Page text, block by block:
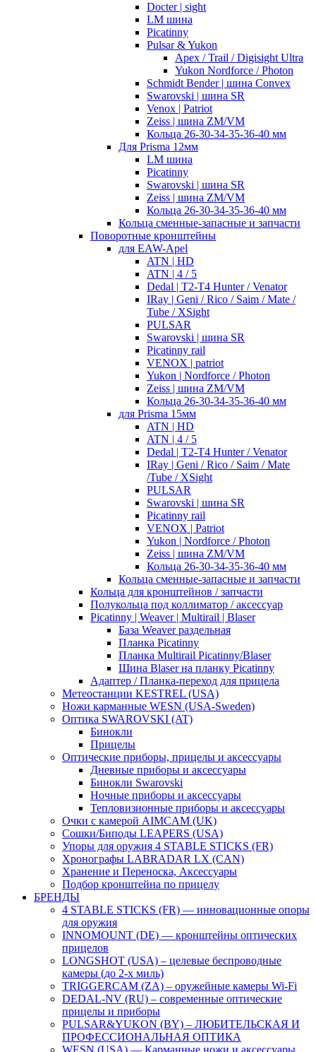
Docter | sight
LM шина
Picatinny
Pulsar & Yukon
Apex / Trail / Digisight Ultra
Yukon Nordforce / Photon
Schmidt Bender | шина Convex
Swarovski | шина SR
Venox | Patriot
Zeiss | шина ZM/VM
Кольца 26-30-34-35-36-40 мм
Для Prisma 12мм
LM шина
Picatinny
Swarovski | шина SR
Zeiss | шина ZM/VM
Кольца 26-30-34-35-36-40 мм
Кольца сменные-запасные и запчасти
Поворотные кронштейны
для EAW-Apel
ATN | HD
ATN | 4 / 5
Dedal | T2-T4 Hunter / Venator
IRay | Geni / Rico / Saim / Mate /
Tube / XSight
PULSAR
Swarovski | шина SR
Picatinny rail
VENOX | patriot
Yukon | Nordforce / Photon
Zeiss | шина ZM/VM
Кольца 26-30-34-35-36-40 мм
для Prisma 15мм
ATN | HD
ATN | 4 / 5
Dedal | T2-T4 Hunter / Venator
IRay | Geni / Rico / Saim / Mate
/Tube / XSight
PULSAR
Swarovski | шина SR
Picatinny rail
VENOX | Patriot
Yukon | Nordforce / Photon
Zeiss | шина ZM/VM
Кольца 26-30-34-35-36-40 мм
Кольца сменные-запасные и запчасти
Кольца для кронштейнов / запчасти
Полукольца под коллиматор / аксессуар
Picatinny | Weaver | Multirail | Blaser
База Weaver раздельная
Планка Picatinny
Планка Multirail Picatinny/Blaser
Шина Blaser на планку Picatinny
Адаптер / Планка-переход для прицела
Метеостанции KESTREL (USA)
Ножи карманные WESN (USA-Sweden)
Оптика SWAROVSKI (AT)
Бинокли
Прицелы
Оптические приборы, прицелы и аксессуары
Дневные приборы и аксессуары
Бинокли Swarovski
Ночные приборы и аксессуары
Тепловизионные приборы и аксессуары
Очки с камерой AIMCAM (UK)
Сошки/Биподы LEAPERS (USA)
Упоры для оружия 4 STABLE STICKS (FR)
Хронографы LABRADAR LX (CAN)
Хранение и Переноска, Аксессуары
Подбор кронштейна по прицелу
БРЕНДЫ
4 STABLE STICKS (FR) — инновационные опоры
для оружия
INNOMOUNT (DE) — кронштейны оптических
прицелов
LONGSHOT (USA) – целевые беспроводные
камеры (до 2-х миль)
TRIGGERCAM (ZA) – оружейные камеры Wi-Fi
DEDAL-NV (RU) – современные оптические
прицелы и приборы
PULSAR&YUKON (BY) – ЛЮБИТЕЛЬСКАЯ И
ПРОФЕССИОНАЛЬНАЯ ОПТИКА
WESN (USA) — Карманные ножи и аксессуары